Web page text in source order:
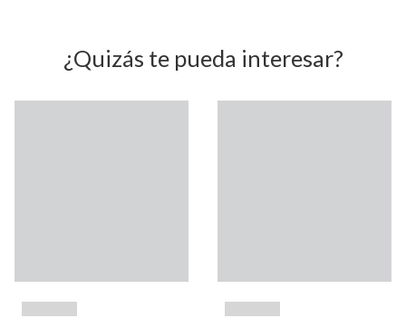
¿Quizás te pueda interesar?